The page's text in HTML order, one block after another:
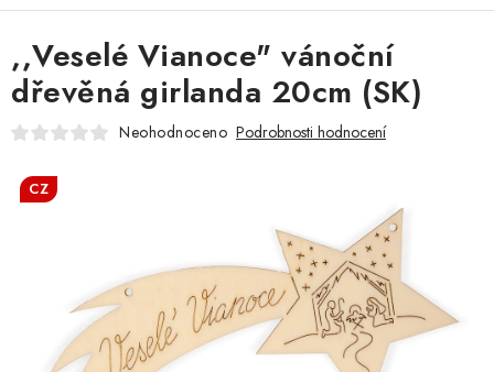
MEDAILE
PLACKY A MAGNETKY
NOVINKY
,,Veselé Vianoce" vánoční
dřevěná girlanda 20cm (SK)
Neohodnoceno Podrobnosti hodnocení
CZ